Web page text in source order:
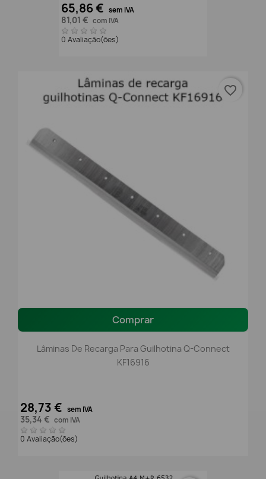
65,86 € sem IVA
81,01 € com IVA
0 Avaliação(ões)
Comprar
Lâminas De Recarga Para Guilhotina Q-Connect
KF16916
28,73 € sem IVA
35,34 € com IVA
0 Avaliação(ões)
favorite_border